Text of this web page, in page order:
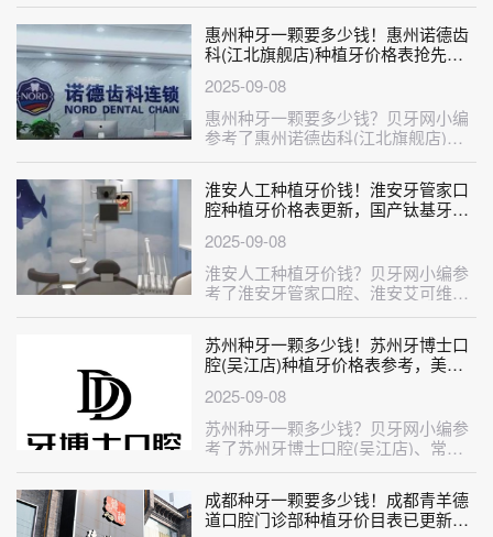
周口···
惠州种牙一颗要多少钱！惠州诺德齿
科(江北旗舰店)种植牙价格表抢先
颗！
2025-09-08
惠州种牙一颗要多少钱？贝牙网小编
参考了惠州诺德齿科(江北旗舰店)、
惠州惠城优芽口腔、惠州牙博士口腔
(···
淮安人工种植牙价钱！淮安牙管家口
腔种植牙价格表更新，国产钛基牙
2025-09-08
淮安人工种植牙价钱？贝牙网小编参
考了淮安牙管家口腔、淮安艾可维口
腔、淮安涟水固德口腔、盱眙牙知道
口腔···
苏州种牙一颗多少钱！苏州牙博士口
腔(吴江店)种植牙价格表参考，美国
2025-09-08
苏州种牙一颗多少钱？贝牙网小编参
考了苏州牙博士口腔(吴江店)、常熟
明日口腔门诊部、苏州牙博士口腔(青
···
成都种牙一颗要多少钱！成都青羊德
道口腔门诊部种植牙价目表已更新，